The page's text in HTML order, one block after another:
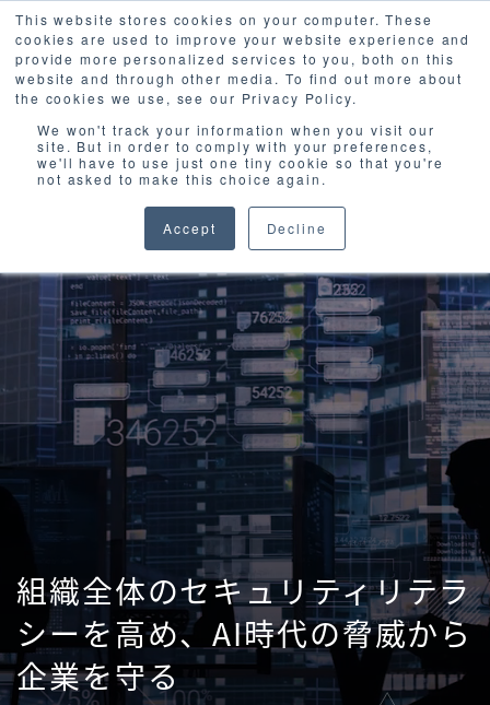
This website stores cookies on your computer. These
cookies are used to improve your website experience and
provide more personalized services to you, both on this
website and through other media. To find out more about
the cookies we use, see our Privacy Policy.
We won't track your information when you visit our
site. But in order to comply with your preferences,
we'll have to use just one tiny cookie so that you're
not asked to make this choice again.
Accept Decline
組織全体のセキュリティリテラ
シーを高め、AI時代の脅威から
企業を守る